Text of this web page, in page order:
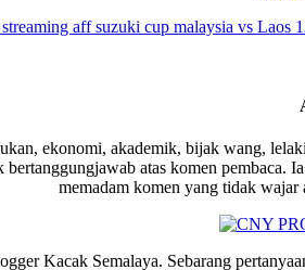
aff suzuki cup malaysia vs Laos
ekonomi, akademik, bijak wang,
atas komen pembaca.
memadam komen yang tidak
Kacak Semalaya. Sebarang